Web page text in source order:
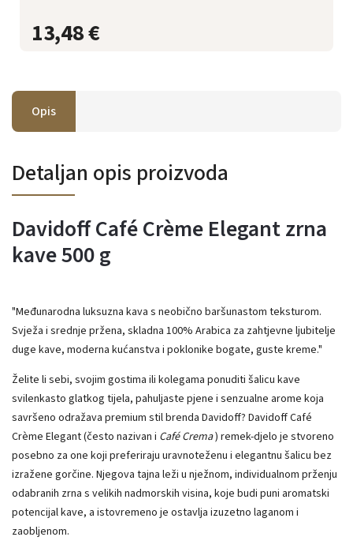
13,48 €
Opis
Detaljan opis proizvoda
Davidoff Café Crème Elegant zrna
kave 500 g
"Međunarodna luksuzna kava s neobično baršunastom teksturom.
Svježa i srednje pržena, skladna 100% Arabica za zahtjevne ljubitelje
duge kave, moderna kućanstva i poklonike bogate, guste kreme."
Želite li sebi, svojim gostima ili kolegama ponuditi šalicu kave
svilenkasto glatkog tijela, pahuljaste pjene i senzualne arome koja
savršeno odražava premium stil brenda Davidoff? Davidoff Café
Crème Elegant (često nazivan i Café Crema) remek-djelo je stvoreno
posebno za one koji preferiraju uravnoteženu i elegantnu šalicu bez
izražene gorčine. Njegova tajna leži u nježnom, individualnom prženju
odabranih zrna s velikih nadmorskih visina, koje budi puni aromatski
potencijal kave, a istovremeno je ostavlja izuzetno laganom i
zaobljenom.